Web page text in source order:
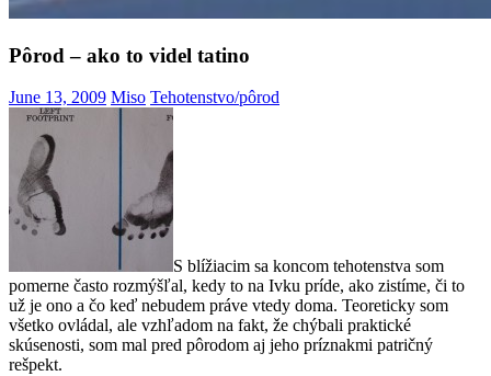
Pôrod – ako to videl tatino
June 13, 2009 Miso Tehotenstvo/pôrod
S blížiacim sa koncom tehotenstva som
pomerne často rozmýšľal, kedy to na Ivku príde, ako zistíme, či to
už je ono a čo keď nebudem práve vtedy doma. Teoreticky som
všetko ovládal, ale vzhľadom na fakt, že chýbali praktické
skúsenosti, som mal pred pôrodom aj jeho príznakmi patričný
rešpekt.